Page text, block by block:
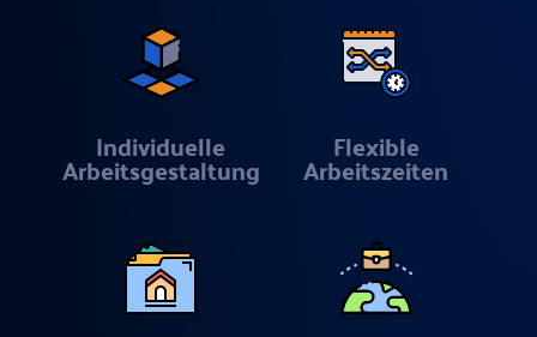
Individuelle
Arbeitsgestaltung
Flexible
Arbeitszeiten